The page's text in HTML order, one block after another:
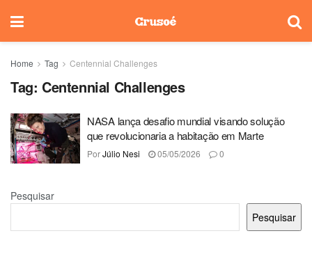
Home Tag Centennial Challenges
Tag: Centennial Challenges
NASA lança desafio mundial visando solução
que revolucionaria a habitação em Marte
PorJúlio Nesi 05/05/2026 0
Pesquisar
Pesquisar